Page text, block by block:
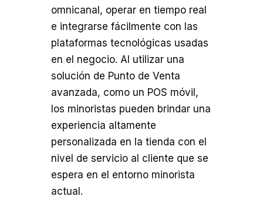
omnicanal, operar en tiempo real
e integrarse fácilmente con las
plataformas tecnológicas usadas
en el negocio. Al utilizar una
solución de Punto de Venta
avanzada, como un POS móvil,
los minoristas pueden brindar una
experiencia altamente
personalizada en la tienda con el
nivel de servicio al cliente que se
espera en el entorno minorista
actual.